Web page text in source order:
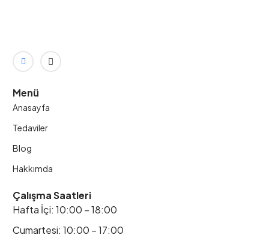
Menü
Anasayfa
Tedaviler
Blog
Hakkımda
Çalışma Saatleri
Hafta İçi: 10:00 – 18:00
Cumartesi: 10:00 – 17:00